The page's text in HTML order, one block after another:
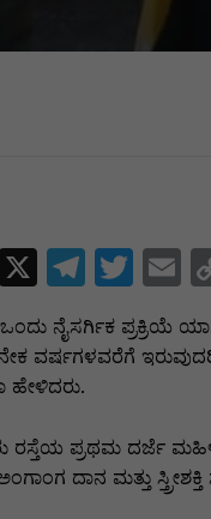
X
T
el
e
m
T
w
itt
E
ai
ನೈಸರ್ಗಿಕ ಪ್ರಕ್ರಿಯೆ
ವರ್ಷಗಳವರೆಗೆ
ಹೇಳಿದರು.
ರಸ್ತೆಯ ಪ್ರಥಮ ದರ್ಜೆ
ದಾನ ಮತ್ತು